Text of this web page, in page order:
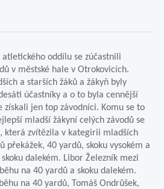
atletického oddílu se zúčastnili
v městské hale v Otrokovicích.
a starších žáků a žákyň byly
účastníky a o to byla cennější
jen top závodníci. Komu se to
mladší žákyní celých závodů se
která zvítězila v kategirii mladších
překážek, 40 yardů, skoku vysokém a
dalekém. Libor Železník mezi
na 40 yardů a skoku dalekém.
na 40 yardů, Tomáš Ondrůšek,